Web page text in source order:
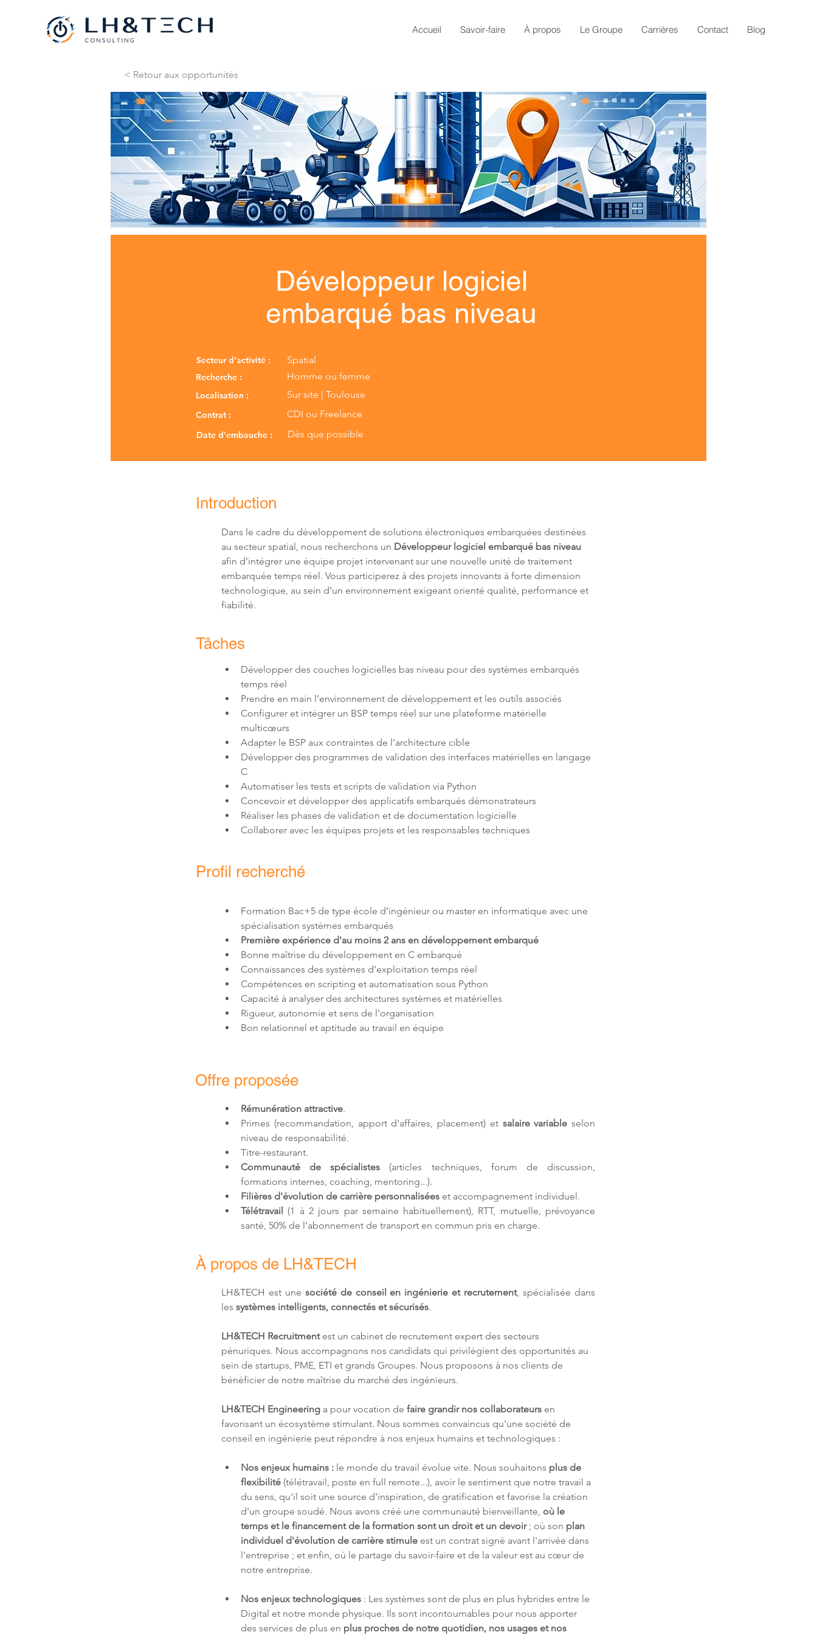
Accueil Savoir-faire À propos Le Groupe Carrières Contact Blog
< Retour aux opportunités
Développeur logiciel
embarqué bas niveau
Secteur d'activité :
Recherche :
Localisation :
Contrat :
Date d'embauche :
Spatial
Homme ou femme
Sur site | Toulouse
CDI ou Freelance
Dès que possible
Introduction
Dans le cadre du développement de solutions électroniques embarquées destinées
au secteur spatial, nous recherchons un Développeur logiciel embarqué bas niveau
afin d’intégrer une équipe projet intervenant sur une nouvelle unité de traitement
embarquée temps réel. Vous participerez à des projets innovants à forte dimension
technologique, au sein d’un environnement exigeant orienté qualité, performance et
fiabilité.
Tâches
Développer des couches logicielles bas niveau pour des systèmes embarqués
Configurer et intégrer un BSP temps réel sur une plateforme matérielle
Développer des programmes de validation des interfaces matérielles en langage
Collaborer avec les équipes projets et les responsables techniques
Profil recherché
Formation Bac+5 de type école d’ingénieur ou master en informatique avec une
Première expérience d'au moins 2 ans en développement embarqué
Bon relationnel et aptitude au travail en équipe
Offre proposée
Rémunération attractive.
Primes (recommandation, apport d'affaires, placement) et salaire variable selon
niveau de responsabilité.
Titre-restaurant.
Communauté de spécialistes (articles techniques, forum de discussion,
formations internes, coaching, mentoring...).
Filières d'évolution de carrière personnalisées et accompagnement individuel.
Télétravail (1 à 2 jours par semaine habituellement), RTT, mutuelle, prévoyance
santé, 50% de l’abonnement de transport en commun pris en charge.
À propos de LH&TECH
LH&TECH est une société de conseil en ingénierie et recrutement, spécialisée dans
les systèmes intelligents, connectés et sécurisés.
LH&TECH Recruitment est un cabinet de recrutement expert des secteurs
pénuriques. Nous accompagnons nos candidats qui privilégient des opportunités au
sein de startups, PME, ETI et grands Groupes. Nous proposons à nos clients de
bénéficier de notre maîtrise du marché des ingénieurs.
LH&TECH Engineering a pour vocation de faire grandir nos collaborateurs en
favorisant un écosystème stimulant. Nous sommes convaincus qu'une société de
conseil en ingénierie peut répondre à nos enjeux humains et technologiques :
Nos enjeux humains : le monde du travail évolue vite. Nous souhaitons plus de
flexibilité (télétravail, poste en full remote...), avoir le sentiment que notre travail a
du sens, qu'il soit une source d'inspiration, de gratification et favorise la création
d'un groupe soudé. Nous avons créé une communauté bienveillante, où le
temps et le financement de la formation sont un droit et un devoir ; où son plan
individuel d'évolution de carrière stimule est un contrat signé avant l'arrivée dans
l'entreprise ; et enfin, où le partage du savoir-faire et de la valeur est au cœur de
notre entreprise.
Nos enjeux technologiques : Les systèmes sont de plus en plus hybrides entre le
Digital et notre monde physique. Ils sont incontournables pour nous apporter
des services de plus en plus proches de notre quotidien, nos usages et nos